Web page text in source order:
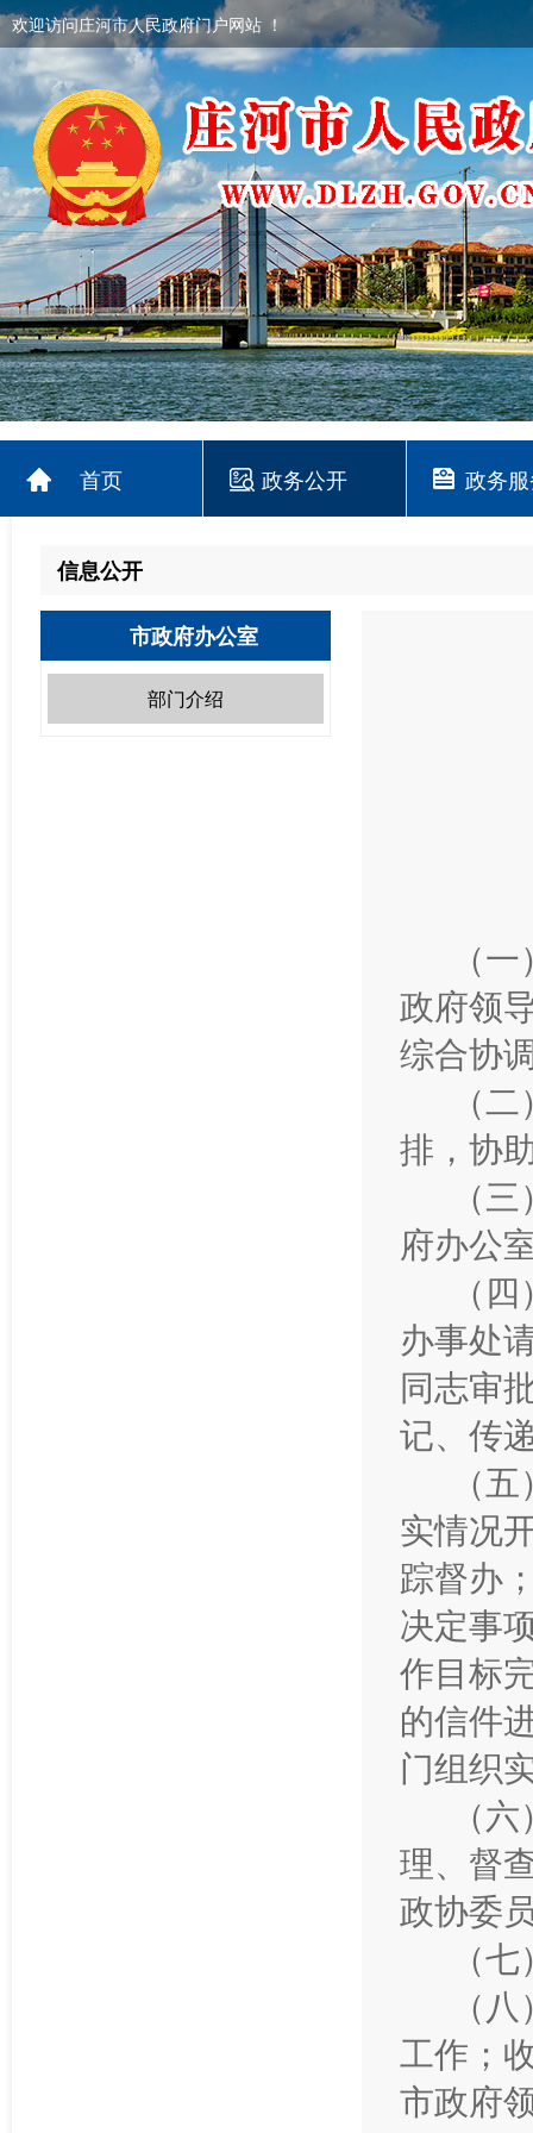
欢迎访问庄河市人民政府门户网站 ！
首页 政务公开 政务
信息公开
市政府办公室
部门介绍
（
政府领
综合协
（
排，协
（
府办公
（
办事处
同志审
记、传
（
实情况
踪督办
决定事
作目标
的信件
门组织
（
理、督
政协委
（
（
工作；
市政府